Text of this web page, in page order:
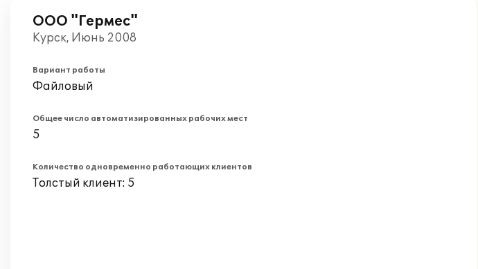
ООО "Гермес"
Курск, Июнь 2008
Вариант работы
Файловый
Общее число автоматизированных рабочих мест
5
Количество одновременно работающих клиентов
Толстый клиент: 5